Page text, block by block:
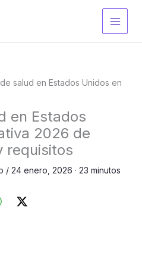
en Estados
2026 de
requisitos
/ 24 enero, 2026 · 23 minutos